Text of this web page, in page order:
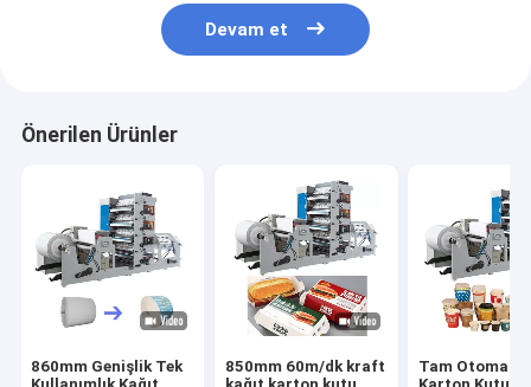
Devam et
Önerilen Ürünler
860mm Genişlik Tek
850mm 60m/dk kraft
Tam Otomatik